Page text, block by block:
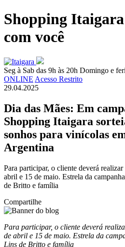
Shopping
com você
Seg à Sab das 9h às 20h Domingo e
ONLINE Acesso Restrito
29.04.2025
Dia das Mães: Em
Shopping Itaigara
sonhos para vinícolas
Argentina
Para participar, o cliente deverá
abril e 15 de maio. Estrela da
de Britto e família
Compartilhe
Para participar, o cliente deverá
de abril e 15 de maio. Estrela da
Lins de Britto e família